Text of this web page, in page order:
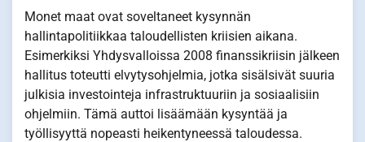
Monet maat ovat soveltaneet kysynnän
hallintapolitiikkaa taloudellisten kriisien aikana.
Esimerkiksi Yhdysvalloissa 2008 finanssikriisin jälkeen
hallitus toteutti elvytysohjelmia, jotka sisälsivät suuria
julkisia investointeja infrastruktuuriin ja sosiaalisiin
ohjelmiin. Tämä auttoi lisäämään kysyntää ja
työllisyyttä nopeasti heikentyneessä taloudessa.